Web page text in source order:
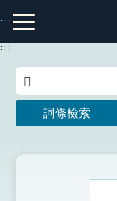
到
主
:::
注音索引圖示
:::
詞條檢索